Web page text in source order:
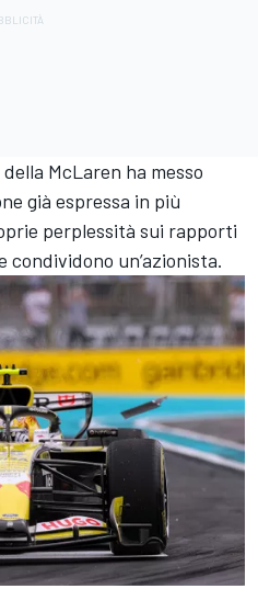
McLaren ha messo
già espressa in più
perplessità sui rapporti
un’azionista.